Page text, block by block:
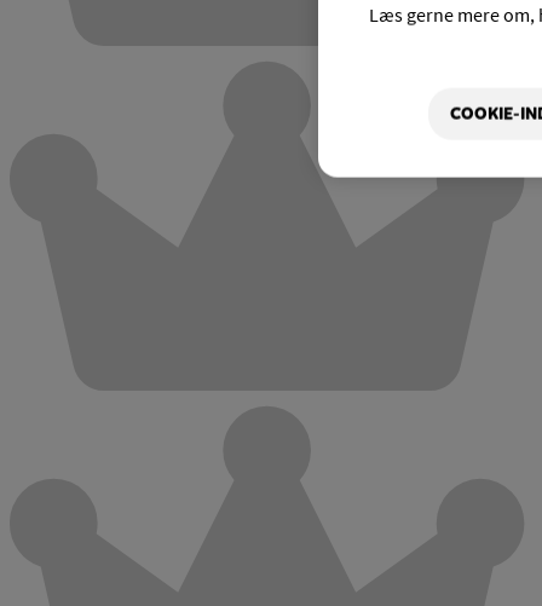
Læs gerne mere
COOKIE-